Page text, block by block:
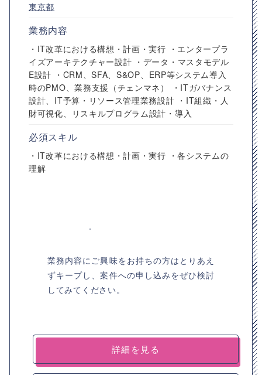
東京都
業務内容
・IT改革における構想・計画・実行 ・エンタープラ
イズアーキテクチャー設計 ・データ・マスタモデル
E設計 ・CRM、SFA、S&OP、ERP等システム導入
時のPMO、業務支援（チェンマネ） ・ITガバナンス
設計、IT予算・リソース管理業務設計 ・IT組織・人
財可視化、リスキルプログラム設計・導入
必須スキル
・IT改革における構想・計画・実行 ・各システムの
理解
業務内容にご興味をお持ちの方はとりあえ
ずキープし、案件への申し込みをぜひ検討
してみてください。
詳細を見る